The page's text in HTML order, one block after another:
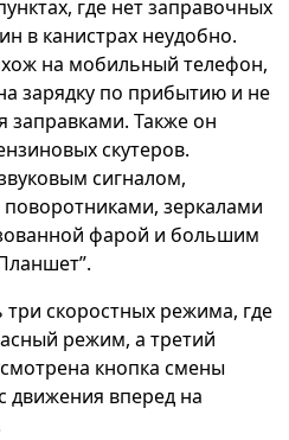
где нет заправочных
в канистрах неудобно.
на мобильный телефон,
зарядку по прибытию и не
заправками. Также он
скутеров.
сигналом,
зеркалами
фарой и большим
скоростных режима, где
режим, а третий
кнопка смены
движения вперед на